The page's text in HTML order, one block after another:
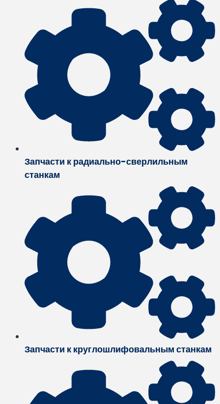
Запчасти к радиально-сверлильным
станкам
Запчасти к круглошлифовальным станкам